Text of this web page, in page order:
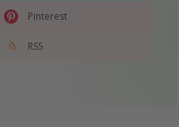
Pinterest
RSS